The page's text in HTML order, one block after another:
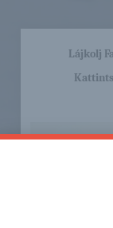
Lájkolj